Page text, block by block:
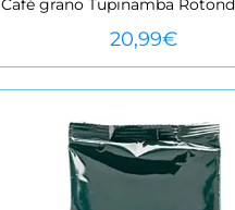
VEURE MÉS
Café grano Tupinamba
20,99€